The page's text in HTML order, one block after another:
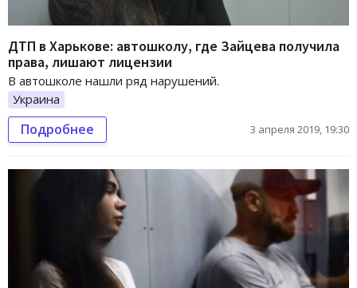
ДТП в Харькове: автошколу, где Зайцева получила
права, лишают лицензии
В автошколе нашли ряд нарушений.
Украина
Подробнее 3 апреля 2019, 19:30